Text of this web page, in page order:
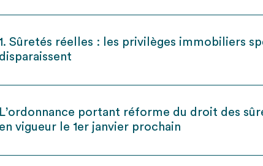
Sûretés réelles : les privilèges immobiliers
disparaissent
L’ordonnance portant réforme du droit des
en vigueur le 1er janvier prochain